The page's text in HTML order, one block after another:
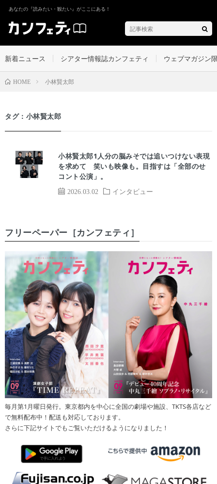
あなたの『読みたい・観たい』がここにある！
新着ニュース シアター情報誌カンフェティ ウェブマガジン
HOME 小林賢太郎
タグ：小林賢太郎
2026.03.02 インタビュー
小林賢太郎1人分の脳みそでは追いつけない表現
を求めて 笑いも映像も。目指すは「全部のせ
コント公演」。
フリーペーパー［カンフェティ］
毎月第1月曜日発行。東京都内を中心に全国の劇場や施設、TKTS各店など
で無料配布中！配送も対応しております。
さらに下記サイトでもご覧いただけるようになりました！